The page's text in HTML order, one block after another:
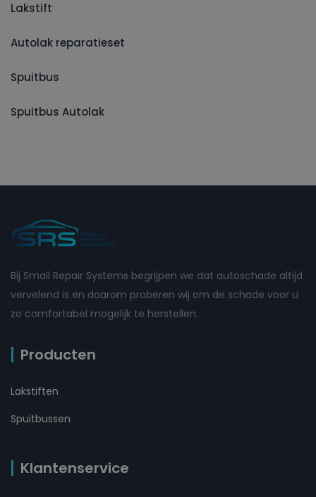
Lakstift
Autolak reparatieset
Spuitbus
Spuitbus Autolak
Bij Small Repair Systems begrijpen we dat autoschade altijd
vervelend is en daarom proberen wij om de schade voor u
zo comfortabel mogelijk te herstellen.
Producten
Lakstiften
Spuitbussen
Klantenservice